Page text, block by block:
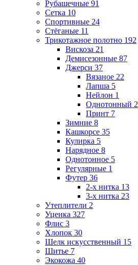
Рубашечные 91
Сетка 10
Спортивные 24
Стёганые 11
Трикотажное полотно 192
Вискоза 21
Демисезонные 87
Джерси 37
Вязаное 22
Лапша 5
Нейлон 1
Однотонный 2
Принт 7
Зимние 8
Кашкорсе 35
Кулирка 5
Нарядное 8
Однотонное 5
Регулярные 1
Футер 36
2-х нитка 13
3-х нитка 23
Утеплители 2
Уценка 327
Флис 3
Хлопок 30
Шелк искусственный 15
Шитье 7
Экокожа 40